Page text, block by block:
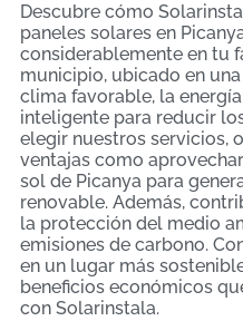
Descubre cómo
paneles solares en
considerablemente en tu
municipio, ubicado en
clima favorable, la
inteligente para reducir
elegir nuestros servicios,
ventajas como
sol de Picanya para
renovable. Además,
la protección del medio
emisiones de carbono.
en un lugar más
beneficios económicos
con Solarinstala.